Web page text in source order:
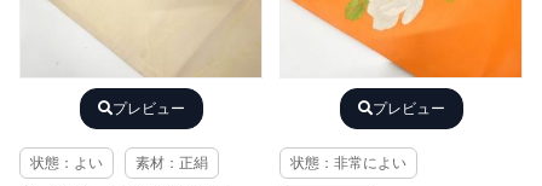
プレビュー
状態：よい 素材：正絹
プレビュー
状態：非常によい